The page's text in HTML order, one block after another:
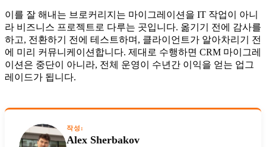
이를 잘 해내는 브로커리지는 마이그레이션을 IT 작업이 아니
라 비즈니스 프로젝트로 다루는 곳입니다. 옮기기 전에 감사를
하고, 전환하기 전에 테스트하며, 클라이언트가 알아차리기 전
에 미리 커뮤니케이션합니다. 제대로 수행하면 CRM 마이그레
이션은 중단이 아니라, 전체 운영이 수년간 이익을 얻는 업그
레이드가 됩니다.
작성:
Alex Sherbakov